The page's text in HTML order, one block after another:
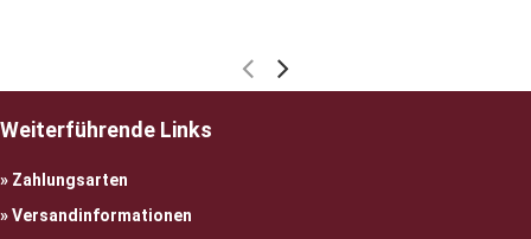
Weiterführende Links
Zahlungsarten
Versandinformationen